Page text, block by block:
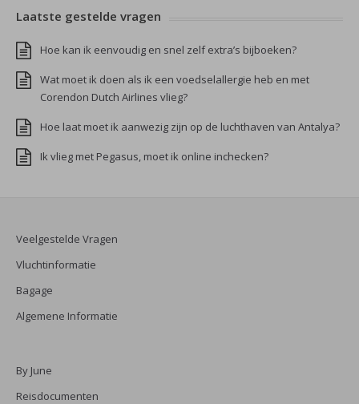
Laatste gestelde vragen
Hoe kan ik eenvoudig en snel zelf extra’s bijboeken?
Wat moet ik doen als ik een voedselallergie heb en met
Corendon Dutch Airlines vlieg?
Hoe laat moet ik aanwezig zijn op de luchthaven van Antalya?
Ik vlieg met Pegasus, moet ik online inchecken?
Veelgestelde Vragen
Vluchtinformatie
Bagage
Algemene Informatie
By June
Reisdocumenten